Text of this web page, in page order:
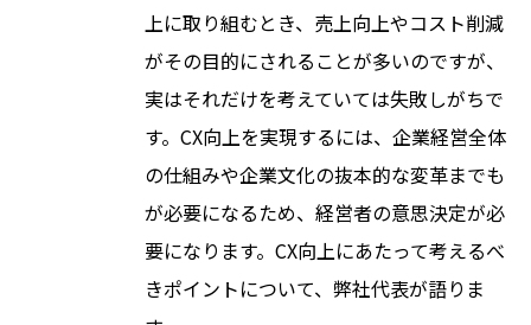
上に取り組むとき、売上向上やコスト削減
がその目的にされることが多いのですが、
実はそれだけを考えていては失敗しがちで
す。CX向上を実現するには、企業経営全体
の仕組みや企業文化の抜本的な変革までも
が必要になるため、経営者の意思決定が必
要になります。CX向上にあたって考えるべ
きポイントについて、弊社代表が語りま